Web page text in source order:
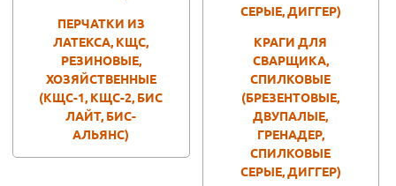
ПЕРЧАТКИ ИЗ
ЛАТЕКСА, КЩС,
РЕЗИНОВЫЕ,
ХОЗЯЙСТВЕННЫЕ
(КЩС-1, КЩС-2, БИС
ЛАЙТ, БИС-
АЛЬЯНС)
КРАГИ ДЛЯ
СВАРЩИКА,
СПИЛКОВЫЕ
(БРЕЗЕНТОВЫЕ,
ДВУПАЛЫЕ,
ГРЕНАДЕР,
СПИЛКОВЫЕ
СЕРЫЕ, ДИГГЕР)